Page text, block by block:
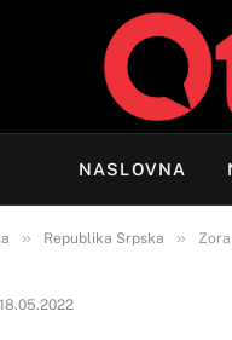
NASLOVNA
» Republika Srpska »
18.05.2022